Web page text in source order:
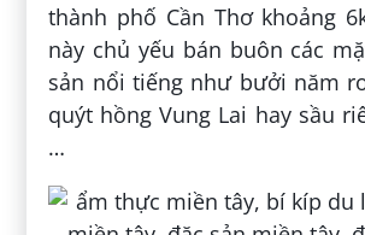
thành phố Cần Thơ khoảng
này chủ yếu bán buôn các
sản nổi tiếng như bưởi năm
quýt hồng Vung Lai hay sầu
…